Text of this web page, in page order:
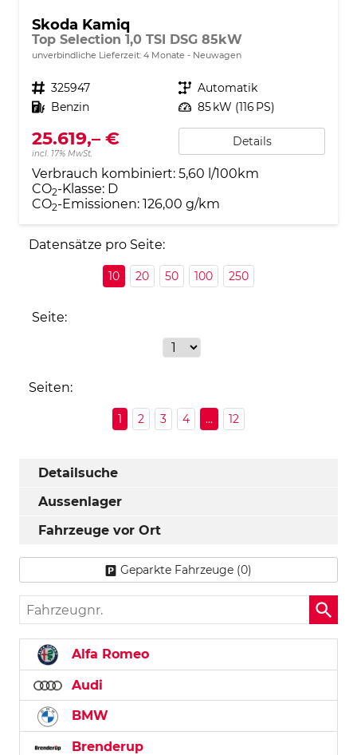
Skoda Kamiq
Top Selection 1,0 TSI DSG 85kW
unverbindliche Lieferzeit: 4 Monate Neuwagen
Fahrzeugnr. 325947 Getriebe Automatik
Kraftstoff Benzin Leistung 85 kW (116 PS)
25.619,– €
incl. 17% MwSt.
Details
Verbrauch kombiniert: 5,60 l/100km
CO2-Klasse: D
CO2-Emissionen: 126,00 g/km
Datensätze pro Seite:
10 20 50 100 250
Seite:
Seiten:
1 2 3 4 ... 12
Detailsuche
Aussenlager
Fahrzeuge vor Ort
Geparkte Fahrzeuge (0)
Fahrzeugnr.
Alfa Romeo
Audi
BMW
Brenderup